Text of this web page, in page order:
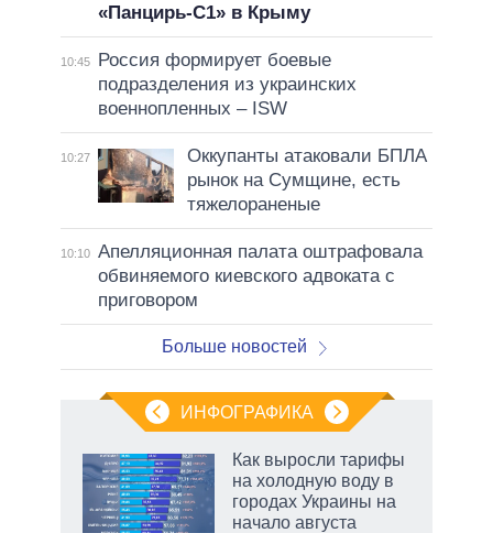
«Панцирь-С1» в Крыму
10:45
Россия формирует боевые
подразделения из украинских
военнопленных – ISW
10:27
Оккупанты атаковали БПЛА
рынок на Сумщине, есть
тяжелораненые
10:10 Апелляционная палата оштрафовала
обвиняемого киевского адвоката с
приговором
Больше новостей
ИНФОГРАФИКА
Как выросли тарифы
на холодную воду в
городах Украины на
начало августа